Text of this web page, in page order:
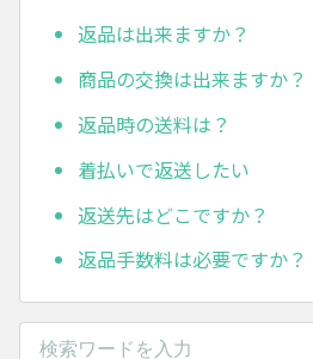
返品は出来ますか？
商品の交換は出来ますか？
返品時の送料は？
着払いで返送したい
返送先はどこですか？
返品手数料は必要ですか？